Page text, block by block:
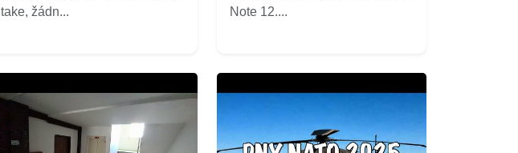
take, žádn...
Note 12....